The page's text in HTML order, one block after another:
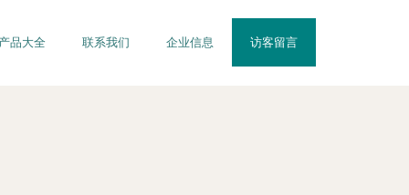
产品大全 联系我们 企业信息 访客留言